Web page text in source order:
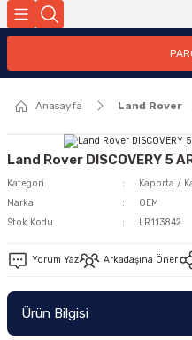
Anasayfa Land Rover
Land Rover DISCOVERY 5
Kategori
Kaporta /
Marka
OEM
Stok Kodu
LR113842
Yorum Yaz Arkadaşına Öner
Ürün Bilgisi